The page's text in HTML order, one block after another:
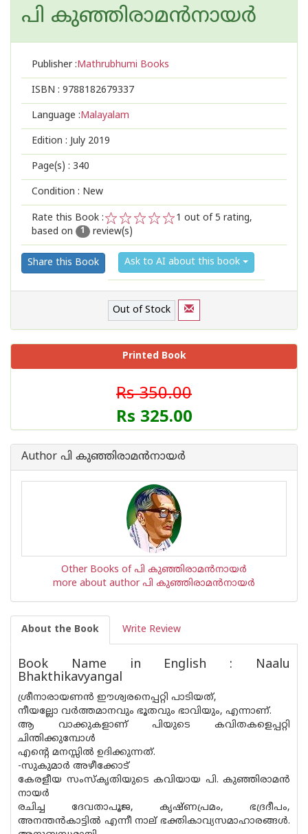
പി കുഞ്ഞിരാമന്‍‌നായര്‍
Publisher :Mathrubhumi Books
ISBN : 9788182679337
Language :Malayalam
Edition : July 2019
Page(s) : 340
Condition : New
Rate this Book :
2
1
1 out of 5 rating,
based on
1 review(s)
Share this Book Ask to AI about this book
Out of Stock
Printed Book
Rs 350.00
Rs 325.00
Author പി കുഞ്ഞിരാമന്‍‌നായര്‍
Other Books of പി കുഞ്ഞിരാമന്‍‌നായര്‍
more about author പി കുഞ്ഞിരാമന്‍‌നായര്‍
About the Book Write Review
Book Name in English : Naalu
Bhakthikavyangal
ശ്രീനാരായണൻ ഈശ്വരനെപ്പറ്റി പാടിയത്,
നീയല്ലോ വർത്തമാനവും ഭൂതവും ഭാവിയും, എന്നാണ്.
ആ വാക്കുകളാണ് പിയുടെ കവിതകളെപ്പറ്റി
ചിന്തിക്കുമ്പോൾ
എന്റെ മനസ്സിൽ ഉദിക്കുന്നത്.
-സുകുമാർ അഴീക്കോട്
കേരളീയ സംസ്കൃതിയുടെ കവിയായ പി. കുഞ്ഞിരാമൻ
നായർ
രചിച്ച ദേവതാപൂജ, കൃഷ്ണപ്രമം, ഭദ്രദീപം,
അനന്തൻകാട്ടിൽ എന്നീ നാല് ഭക്തികാവ്യസമാഹാരങ്ങൾ.